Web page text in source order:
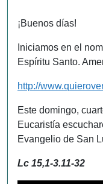
¡Buenos días!
Iniciamos en el
Espíritu Santo.
http://
Este domingo,
Eucaristía
Evangelio de San
Lc 15,1-3.11-32